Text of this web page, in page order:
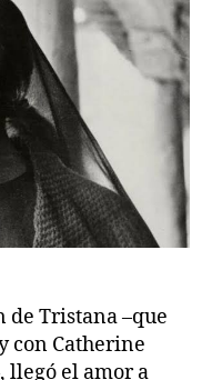
de Tristana –que
con Catherine
llegó el amor a